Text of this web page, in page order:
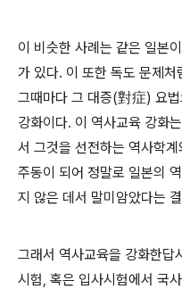
이 비슷한 사례는 같은 일본
가 있다. 이 또한 독도 문제
그때마다 그 대증(對症) 요
강화이다. 이 역사교육 강화
서 그것을 선전하는 역사학
주동이 되어 정말로 일본의
지 않은 데서 말미암았다는
그래서 역사교육을 강화한답
시험, 혹은 입사시험에서 국